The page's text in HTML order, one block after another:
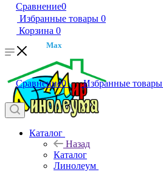
Сравнение0
Избранные товары 0
Корзина 0
Max
Сравнение0 Избранные товары
Каталог
Назад
Каталог
Линолеум